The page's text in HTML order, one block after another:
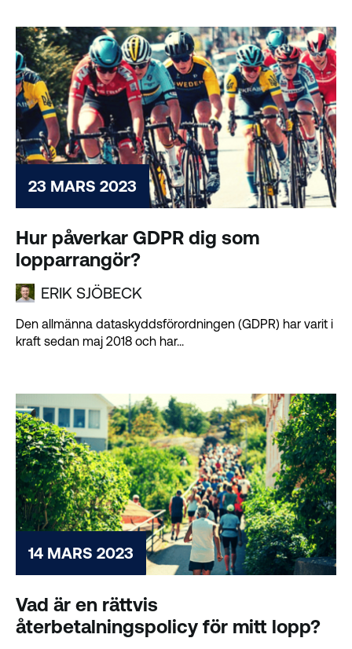
23 MARS 2023
Hur påverkar GDPR dig som
lopparrangör?
ERIK SJÖBECK
Den allmänna dataskyddsförordningen (GDPR) har varit i
kraft sedan maj 2018 och har...
14 MARS 2023
Vad är en rättvis
återbetalningspolicy för mitt lopp?